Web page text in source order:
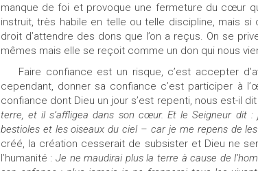
manque de foi et provoque une fermeture du cœur
instruit, très habile en telle ou telle discipline, mais
droit d’attendre des dons que l’on a reçus. On se
mêmes mais elle se reçoit comme un don qui nous
Faire confiance est un risque, c’est accepter
cependant, donner sa confiance c’est participer à
confiance dont Dieu un jour s’est repenti, nous est-il
terre, et il s’affligea dans son cœur. Et le Seigneur dit
bestioles et les oiseaux du ciel – car je me repens de
créé, la création cesserait de subsister et Dieu ne
l’humanité : Je ne maudirai plus la terre à cause de